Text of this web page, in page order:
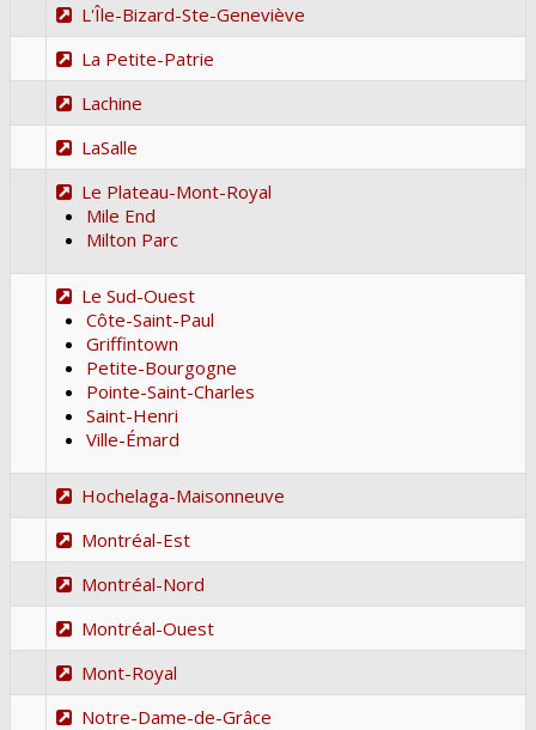
L'Île-Bizard-Ste-Geneviève
La Petite-Patrie
Lachine
LaSalle
Le Plateau-Mont-Royal
Mile End
Milton Parc
Le Sud-Ouest
Côte-Saint-Paul
Griffintown
Petite-Bourgogne
Pointe-Saint-Charles
Saint-Henri
Ville-Émard
Hochelaga-Maisonneuve
Montréal-Est
Montréal-Nord
Montréal-Ouest
Mont-Royal
Notre-Dame-de-Grâce